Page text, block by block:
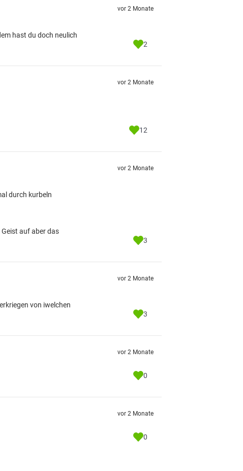
hast du doch neulich
vor 2 Monate
2
vor 2 Monate
12
durch kurbeln
auf aber das
vor 2 Monate
3
von iwelchen
vor 2 Monate
3
vor 2 Monate
0
vor 2 Monate
0